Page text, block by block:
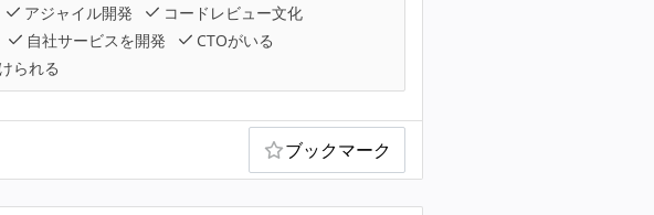
アジャイル開発
コードレビュー文化
自社サービスを開発
CTOがいる
られる
ブックマーク